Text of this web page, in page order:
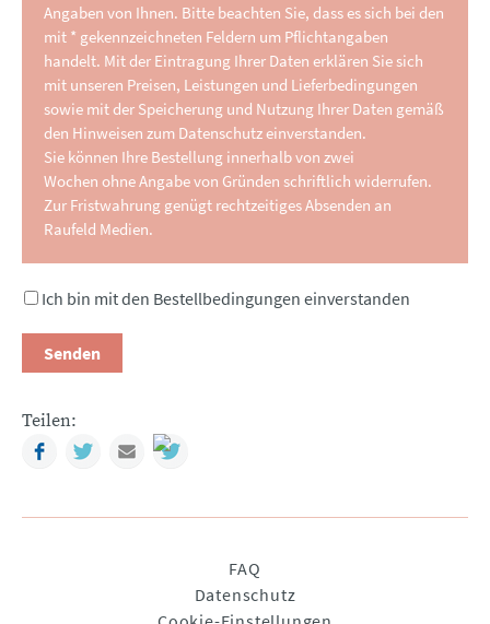
Angaben von Ihnen. Bitte beachten Sie, dass es sich bei den
mit * gekennzeichneten Feldern um Pflichtangaben
handelt. Mit der Eintragung Ihrer Daten erklären Sie sich
mit unseren Preisen, Leistungen und Lieferbedingungen
sowie mit der Speicherung und Nutzung Ihrer Daten gemäß
den Hinweisen zum Datenschutz einverstanden.
Sie können Ihre Bestellung innerhalb von zwei
Wochen ohne Angabe von Gründen schriftlich widerrufen.
Zur Fristwahrung genügt rechtzeitiges Absenden an
Raufeld Medien.
Ich bin mit den Bestellbedingungen einverstanden
Senden
Teilen:
FacebookTwitterMail
FAQ
Datenschutz